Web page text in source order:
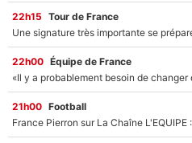
22h15 Tour de France
22h00 Équipe de France
21h00 Football